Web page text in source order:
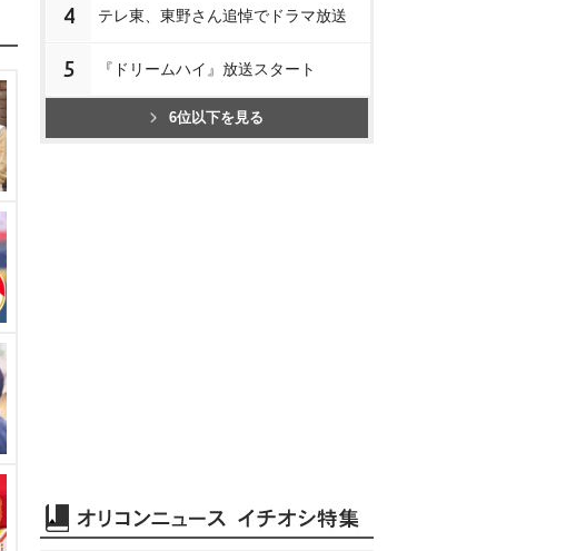
4 テレ東、東野さん追悼でドラマ放送
5 『ドリームハイ』放送スタート
6位以下を見る